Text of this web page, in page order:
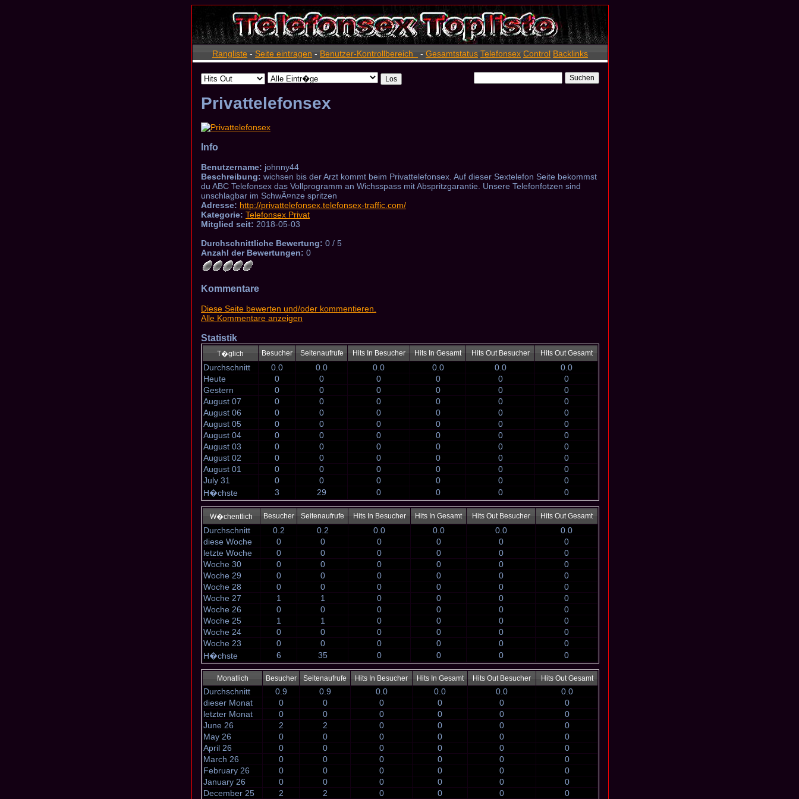
Rangliste - Seite eintragen - Benutzer-Kontrollbereich - Gesamtstatus Telefonsex Control Backlinks
Privattelefonsex
Info
Benutzername: johnny44
Beschreibung: wichsen bis der Arzt kommt beim Privattelefonsex. Auf dieser Sextelefon Seite bekommst
du ABC Telefonsex das Vollprogramm an Wichsspass mit Abspritzgarantie. Unsere Telefonfotzen sind
unschlagbar im SchwÃ¤nze spritzen
Adresse: http://privattelefonsex.telefonsex-traffic.com/
Kategorie: Telefonsex Privat
Mitglied seit: 2018-05-03
Durchschnittliche Bewertung: 0 / 5
Anzahl der Bewertungen: 0
Kommentare
Diese Seite bewerten und/oder kommentieren.
Alle Kommentare anzeigen
Statistik
T�glich Besucher Seitenaufrufe Hits In Besucher Hits In Gesamt Hits Out Besucher Hits Out Gesamt
Durchschnitt 0.0 0.0 0.0 0.0 0.0
0.0
Heute
0 0 0 0 0
0
Gestern
0 0 0 0 0
0
August 07
0 0 0 0 0
0
August 06
0 0 0 0 0
0
August 05
0 0 0 0 0
0
August 04
0 0 0 0 0
0
August 03
0 0 0 0 0
0
August 02
0 0 0 0 0
0
August 01
0 0 0 0 0
0
July 31
0 0 0 0 0
0
H�chste
3 29 0 0 0 0
W�chentlich Besucher Seitenaufrufe Hits In Besucher Hits In Gesamt Hits Out Besucher Hits Out Gesamt
Durchschnitt 0.2 0.2 0.0 0.0 0.0
0.0
diese Woche
0 0 0 0 0
0
letzte Woche
0 0 0 0 0
0
Woche 30
0 0 0 0 0
0
Woche 29
0 0 0 0 0
0
Woche 28
0 0 0 0 0
0
Woche 27
1 1 0 0 0
0
Woche 26
0 0 0 0 0
0
Woche 25
1 1 0 0 0
0
Woche 24
0 0 0 0 0
0
Woche 23
0 0 0 0 0
0
H�chste
6 35 0 0 0 0
Monatlich Besucher Seitenaufrufe Hits In Besucher Hits In Gesamt Hits Out Besucher Hits Out Gesamt
Durchschnitt 0.9 0.9 0.0 0.0 0.0
0.0
dieser Monat
0 0 0 0 0
0
letzter Monat
0 0 0 0 0
0
June 26
2 2 0 0 0
0
May 26
0 0 0 0 0
0
April 26
0 0 0 0 0
0
March 26
0 0 0 0 0
0
February 26
0 0 0 0 0
0
January 26
0 0 0 0 0
0
December 25
2 2 0 0 0 0